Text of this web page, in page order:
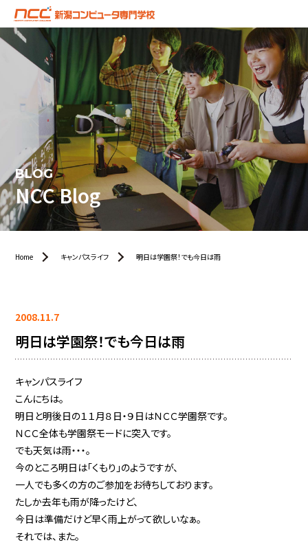
BLOG
NCC Blog
Home キャンパスライフ 明日は学園祭！でも今日は雨
2008.11.7
明日は学園祭！でも今日は雨
キャンパスライフ
こんにちは。
明日と明後日の１１月８日・９日はＮＣＣ学園祭です。
ＮＣＣ全体も学園祭モードに突入です。
でも天気は雨・・・。
今のところ明日は「くもり」のようですが、
一人でも多くの方のご参加をお待ちしております。
たしか去年も雨が降ったけど、
今日は準備だけど早く雨上がって欲しいなぁ。
それでは、また。